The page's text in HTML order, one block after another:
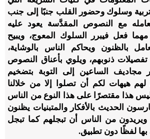
تربية وسلوك وحضور القلب جنبًا إلى جنب
مع النصوص المقدَّسة يعود عليه
مهما فعل فيبرر السلوك المعوج، ويبيح
بالظنون ويحاكم الناس بالوشاية،
تفصيلات ذنوبهم، ويلوي بأعناق النصوص
مجاديف الساعين إلى التوبة بتضخيم
لهم هيهات لكم أن تصلوا إلا من خلالنا
هذا مقتصرًا على هذا النوع من الناس
الحديث بالأفكار والمتبنيات يظنون
ويريدون من الناس أن تبجلهم كما تبجل
بها لفظًا دون تطبيق.